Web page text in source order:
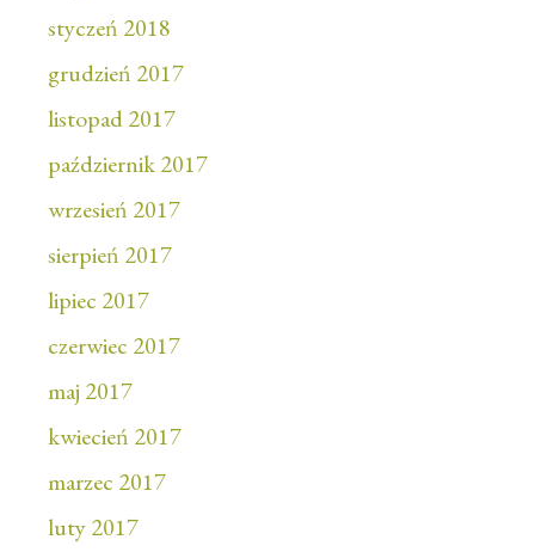
styczeń 2018
grudzień 2017
listopad 2017
październik 2017
wrzesień 2017
sierpień 2017
lipiec 2017
czerwiec 2017
maj 2017
kwiecień 2017
marzec 2017
luty 2017